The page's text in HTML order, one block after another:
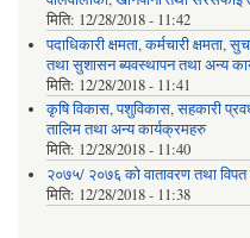
मिति: 12/28/2018 - 11:42
पदाधिकारी क्षमता, कर्मचारी क्षमता,
तथा सुशासन ब्यवस्थापन तथा अन्य
मिति: 12/28/2018 - 11:41
कृषि विकास, पशुविकास, सहकारी
तालिम तथा अन्य कार्यक्रमहरु
मिति: 12/28/2018 - 11:40
२०७५/ २०७६ को वातावरण तथा विपत
मिति: 12/28/2018 - 11:38